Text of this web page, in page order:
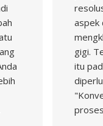
aspek
gigi.
itu